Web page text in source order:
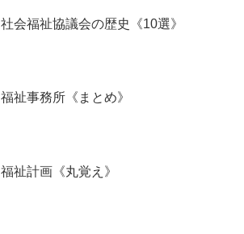
社会福祉協議会の歴史《10選》
福祉事務所《まとめ》
福祉計画《丸覚え》